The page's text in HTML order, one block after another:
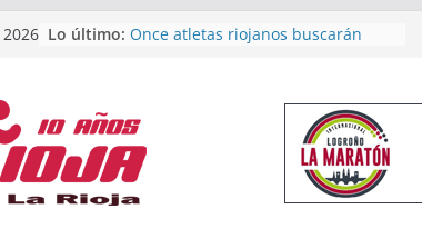
Lo último: Once atletas riojanos buscarán
Un bronce en 4×400 y tres puestos
de finalista cierran la participación
riojana en en Nacional de Málaga
El equipo femenino del Tritones
Rioja alcanza el podio nacional de
Acuatlón en Calahorra